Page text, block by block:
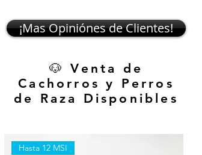
¡Mas Opiniónes de Clientes!
🐶 Venta de
Cachorros y Perros
de Raza Disponibles
Hasta 12 MSI